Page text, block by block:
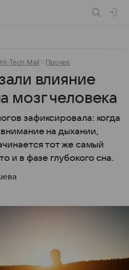
Hi-Tech Mail Прочее
влияние
мозг человека
зафиксировала: когда
на дыхании,
тот же самый
и в фазе глубокого сна.